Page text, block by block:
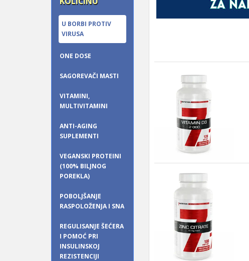
U BORBI PROTIV
VIRUSA
ONE DOSE
SAGOREVAČI MASTI
VITAMINI,
MULTIVITAMINI
ANTI-AGING
SUPLEMENTI
VEGANSKI PROTEINI
(100% BILJNOG
POREKLA)
POBOLJŠANJE
RASPOLOŽENJA I SNA
REGULISANJE ŠEĆERA
I POMOĆ PRI
INSULINSKOJ
REZISTENCIJI